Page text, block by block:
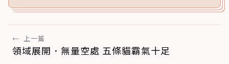
← 上一篇
領域展開．無量空處 五條貓霸氣十足